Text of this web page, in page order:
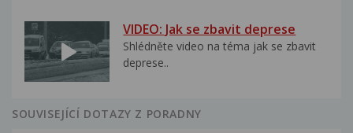
VIDEO: Jak se zbavit deprese
Shlédněte video na téma jak se zbavit
deprese..
SOUVISEJÍCÍ DOTAZY Z PORADNY